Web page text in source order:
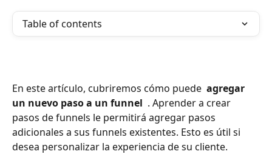
Table of contents
En este artículo, cubriremos cómo puede agregar
un nuevo paso a un funnel . Aprender a crear
pasos de funnels le permitirá agregar pasos
adicionales a sus funnels existentes. Esto es útil si
desea personalizar la experiencia de su cliente.